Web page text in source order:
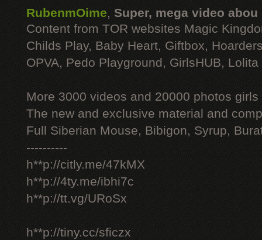
RubenmOime, Super, mega video abou
Content from TOR websites Magic
Childs Play, Baby Heart, Giftbox,
OPVA, Pedo Playground, GirlsHUB, Lolita
More 3000 videos and 20000 photos
The new and exclusive material and
Full Siberian Mouse, Bibigon, Syrup,
----------
h**p://citly.me/47kMX
h**p://4ty.me/ibhi7c
h**p://tt.vg/URoSx
h**p://tiny.cc/sficzx